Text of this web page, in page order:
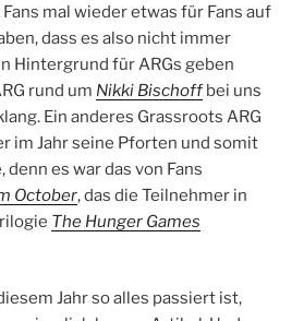
mal wieder etwas für Fans auf
dass es also nicht immer
Hintergrund für ARGs geben
rund um Nikki Bischoffbei uns
Ein anderes Grassroots ARG
im Jahr seine Pforten und somit
es war das von Fans
October, das die Teilnehmer in
The Hunger Games
Jahr so alles passiert ist,